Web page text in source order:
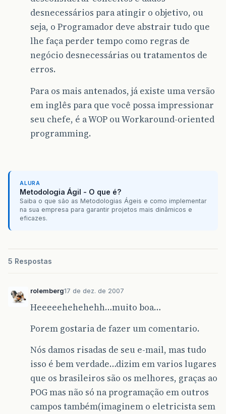
desnecessários para atingir o objetivo, ou
seja, o Programador deve abstrair tudo que
lhe faça perder tempo como regras de
negócio desnecessárias ou tratamentos de
erros.
Para os mais antenados, já existe uma versão
em inglês para que você possa impressionar
seu chefe, é a WOP ou Workaround-oriented
programming.
ALURA
Metodologia Ágil - O que é?
Saiba o que são as Metodologias Ágeis e como implementar
na sua empresa para garantir projetos mais dinâmicos e
eficazes.
5 Respostas
rolemberg17 de dez. de 2007
Heeeeehehehehh…muito boa…
Porem gostaria de fazer um comentario.
Nós damos risadas de seu e-mail, mas tudo
isso é bem verdade…dizim em varios lugares
que os brasileiros são os melhores, graças ao
POG mas não só na programação em outros
campos também(imaginem o eletricista sem